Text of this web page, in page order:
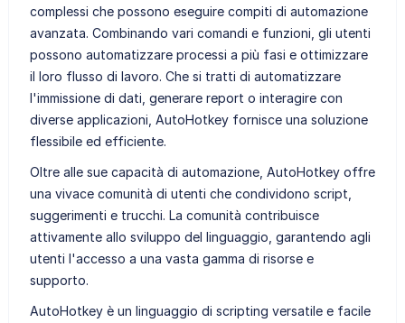
complessi che possono eseguire compiti di automazione
avanzata. Combinando vari comandi e funzioni, gli utenti
possono automatizzare processi a più fasi e ottimizzare
il loro flusso di lavoro. Che si tratti di automatizzare
l'immissione di dati, generare report o interagire con
diverse applicazioni, AutoHotkey fornisce una soluzione
flessibile ed efficiente.
Oltre alle sue capacità di automazione, AutoHotkey offre
una vivace comunità di utenti che condividono script,
suggerimenti e trucchi. La comunità contribuisce
attivamente allo sviluppo del linguaggio, garantendo agli
utenti l'accesso a una vasta gamma di risorse e
supporto.
AutoHotkey è un linguaggio di scripting versatile e facile